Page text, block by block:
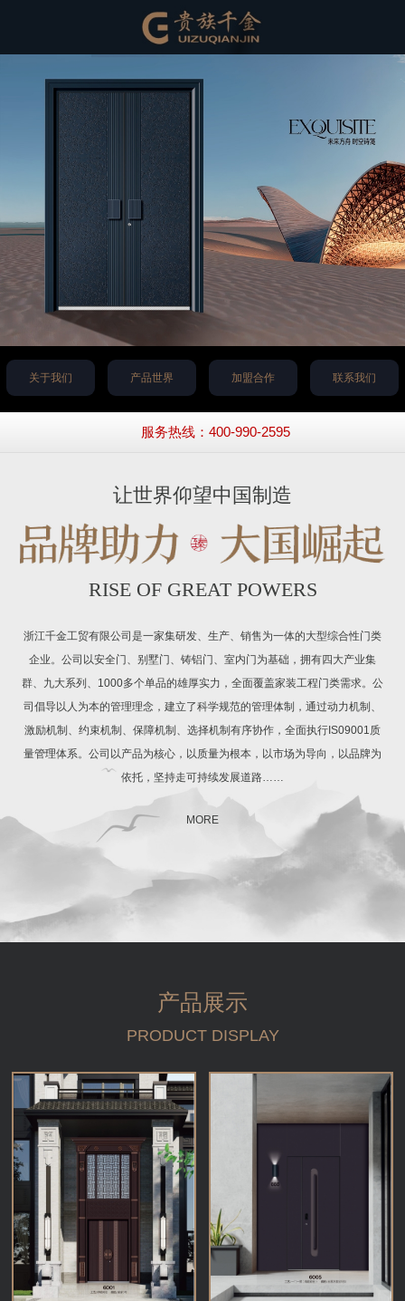
关于我们 产品世界 加盟合作 联系我们
服务热线：400-990-2595
让世界仰望中国制造
RISE OF GREAT POWERS
浙江千金工贸有限公司是一家集研发、生产、销售为一体的大型综合性门类
企业。公司以安全门、别墅门、铸铝门、室内门为基础，拥有四大产业集
群、九大系列、1000多个单品的雄厚实力，全面覆盖家装工程门类需求。公
司倡导以人为本的管理理念，建立了科学规范的管理体制，通过动力机制、
激励机制、约束机制、保障机制、选择机制有序协作，全面执行IS09001质
量管理体系。公司以产品为核心，以质量为根本，以市场为导向，以品牌为
依托，坚持走可持续发展道路……
MORE
产品展示
PRODUCT DISPLAY